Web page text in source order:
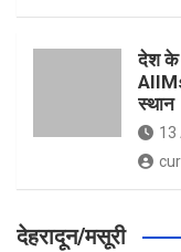
देश के
स्थान
13
देहरादून/मसूरी